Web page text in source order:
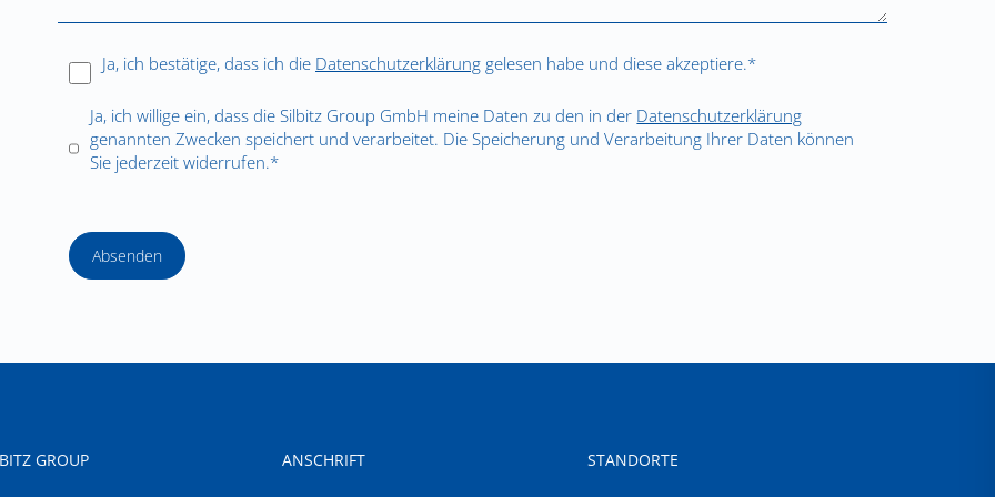
Ja, ich bestätige, dass ich die Datenschutzerklärung gelesen habe und diese akzeptiere.*
Ja, ich willige ein, dass die Silbitz Group GmbH meine Daten zu den in der Datenschutzerklärung
genannten Zwecken speichert und verarbeitet. Die Speicherung und Verarbeitung Ihrer Daten können
Sie jederzeit widerrufen.*
Absenden
GROUP ANSCHRIFT STANDORTE